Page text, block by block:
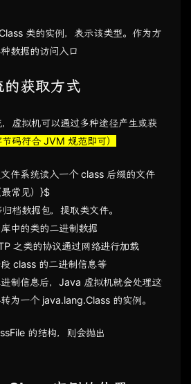
类的实例，表示该类型。作为方
数据的访问入口
获取方式
虚拟机可以通过多种途径产生或获
节码符合 JVM 规范即可）
件系统读入一个 class 后缀的文件
常见）}$
档数据包，提取类文件。
中的类的二进制数据
之类的协议通过网络进行加载
class 的二进制信息等
制信息后，Java 虚拟机就会处理这
为一个 java.lang.Class 的实例。
的结构，则会抛出